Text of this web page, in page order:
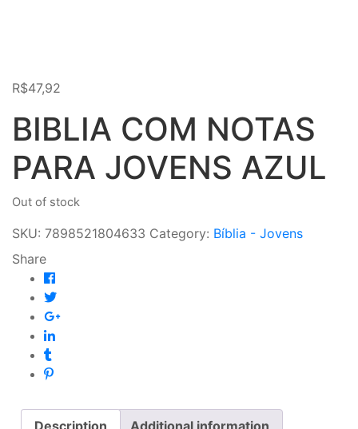
R$47,92
BIBLIA COM NOTAS
PARA JOVENS AZUL
Out of stock
SKU: 7898521804633 Category: Bíblia - Jovens
Share
Description Additional information